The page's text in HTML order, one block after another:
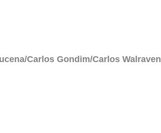
Carlos Gondim/Carlos Walraven